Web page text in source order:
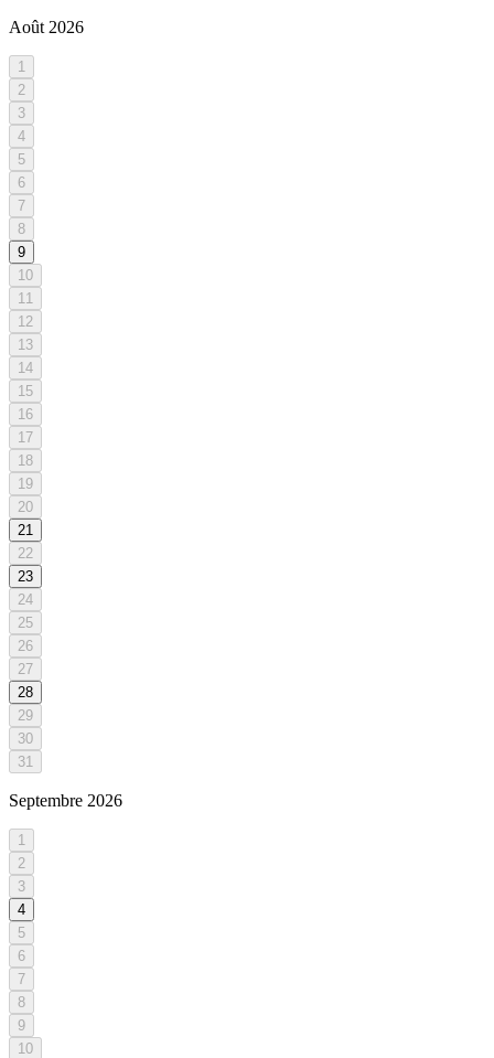
Août 2026
1
2
3
4
5
6
7
8
9
10
11
12
13
14
15
16
17
18
19
20
21
22
23
24
25
26
27
28
29
30
31
Septembre 2026
1
2
3
4
5
6
7
8
9
10